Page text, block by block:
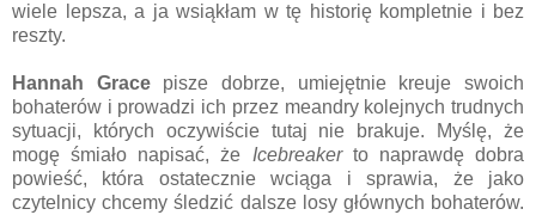
wiele lepsza, a ja wsiąkłam w tę historię kompletnie i bez
reszty.
Hannah Gracepisze dobrze, umiejętnie kreuje swoich
bohaterów i prowadzi ich przez meandry kolejnych trudnych
sytuacji, których oczywiście tutaj nie brakuje. Myślę, że
mogę śmiało napisać, że Icebreaker to naprawdę dobra
powieść, która ostatecznie wciąga i sprawia, że jako
czytelnicy chcemy śledzić dalsze losy głównych bohaterów.